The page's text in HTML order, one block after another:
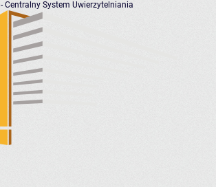
- Centralny System Uwierzytelniania